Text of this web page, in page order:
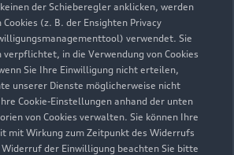
der Schieberegler anklicken, werden
(z. B. der Ensighten Privacy
verwendet. Sie
in die Verwendung von Cookies
Sie Ihre Einwilligung nicht erteilen,
unserer Dienste möglicherweise nicht
Cookie-Einstellungen anhand der unten
von Cookies verwalten. Sie können Ihre
mit Wirkung zum Zeitpunkt des Widerrufs
der Einwilligung beachten Sie bitte
im Sommer glänzt: die
in einer Tasche.
World